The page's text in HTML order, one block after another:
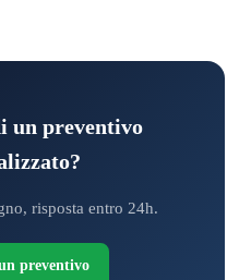
un preventivo
risposta entro 24h.
preventivo